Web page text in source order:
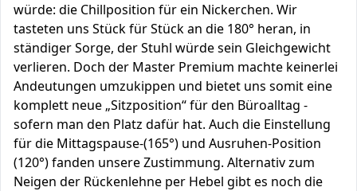
würde: die Chillposition für ein Nickerchen. Wir
tasteten uns Stück für Stück an die 180° heran, in
ständiger Sorge, der Stuhl würde sein Gleichgewicht
verlieren. Doch der Master Premium machte keinerlei
Andeutungen umzukippen und bietet uns somit eine
komplett neue „Sitzposition“ für den Büroalltag -
sofern man den Platz dafür hat. Auch die Einstellung
für die Mittagspause-(165°) und Ausruhen-Position
(120°) fanden unsere Zustimmung. Alternativ zum
Neigen der Rückenlehne per Hebel gibt es noch die